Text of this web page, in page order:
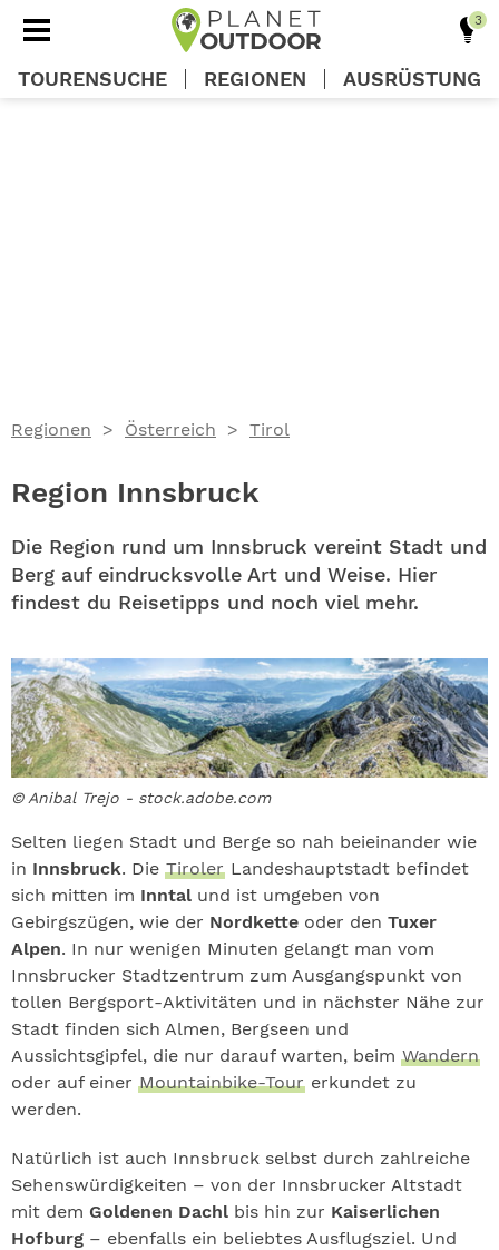
Regionen Österreich Tirol
Region Innsbruck
Die Region rund um Innsbruck vereint Stadt und
Berg auf eindrucksvolle Art und Weise. Hier
findest du Reisetipps und noch viel mehr.
© Anibal Trejo - stock.adobe.com
Selten liegen Stadt und Berge so nah beieinander wie
in Innsbruck. Die Tiroler Landeshauptstadt befindet
sich mitten im Inntal und ist umgeben von
Gebirgszügen, wie der Nordkette oder den Tuxer
Alpen. In nur wenigen Minuten gelangt man vom
Innsbrucker Stadtzentrum zum Ausgangspunkt von
tollen Bergsport-Aktivitäten und in nächster Nähe zur
Stadt finden sich Almen, Bergseen und
Aussichtsgipfel, die nur darauf warten, beim Wandern
oder auf einer Mountainbike-Tour erkundet zu
werden.
Natürlich ist auch Innsbruck selbst durch zahlreiche
Sehenswürdigkeiten – von der Innsbrucker Altstadt
mit dem Goldenen Dachl bis hin zur Kaiserlichen
Hofburg – ebenfalls ein beliebtes Ausflugsziel. Und
TOURENSUCHE REGIONEN AUSRÜSTUNG
ABO
GEWINNEN
ALLE THEMEN
SHOP